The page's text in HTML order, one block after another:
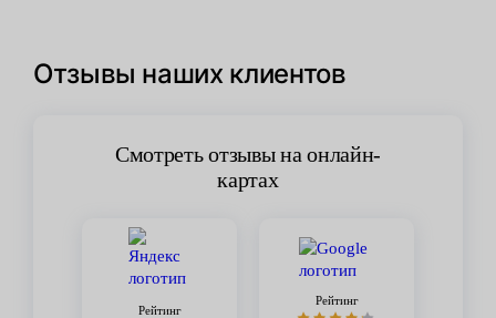
Отзывы наших клиентов
Смотреть отзывы на онлайн-
картах
Рейтинг
Рейтинг